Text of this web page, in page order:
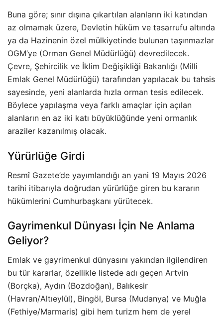
Buna göre; sınır dışına çıkartılan alanların iki katından
az olmamak üzere, Devletin hüküm ve tasarrufu altında
ya da Hazinenin özel mülkiyetinde bulunan taşınmazlar
OGM’ye (Orman Genel Müdürlüğü) devredilecek.
Çevre, Şehircilik ve İklim Değişikliği Bakanlığı (Milli
Emlak Genel Müdürlüğü) tarafından yapılacak bu tahsis
sayesinde, yeni alanlarda hızla orman tesis edilecek.
Böylece yapılaşma veya farklı amaçlar için açılan
alanların en az iki katı büyüklüğünde yeni ormanlık
araziler kazanılmış olacak.
Yürürlüğe Girdi
Resmî Gazete’de yayımlandığı an yani 19 Mayıs 2026
tarihi itibarıyla doğrudan yürürlüğe giren bu kararın
hükümlerini Cumhurbaşkanı yürütecek.
Gayrimenkul Dünyası İçin Ne Anlama
Geliyor?
Emlak ve gayrimenkul dünyasını yakından ilgilendiren
bu tür kararlar, özellikle listede adı geçen Artvin
(Borçka), Aydın (Bozdoğan), Balıkesir
(Havran/Altıeylül), Bingöl, Bursa (Mudanya) ve Muğla
(Fethiye/Marmaris) gibi hem turizm hem de yerel